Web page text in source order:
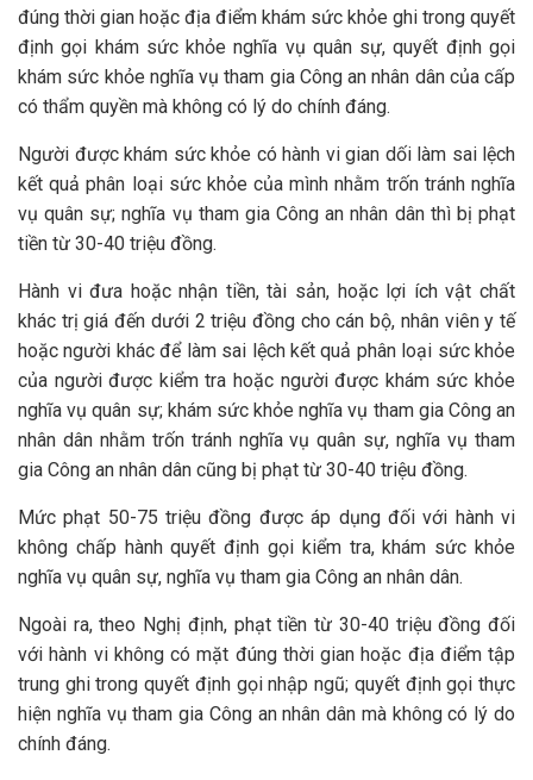
đúng thời gian hoặc địa điểm khám sức khỏe ghi trong quyết
định gọi khám sức khỏe nghĩa vụ quân sự, quyết định gọi
khám sức khỏe nghĩa vụ tham gia Công an nhân dân của cấp
có thẩm quyền mà không có lý do chính đáng.
Người được khám sức khỏe có hành vi gian dối làm sai lệch
kết quả phân loại sức khỏe của mình nhằm trốn tránh nghĩa
vụ quân sự; nghĩa vụ tham gia Công an nhân dân thì bị phạt
tiền từ 30-40 triệu đồng.
Hành vi đưa hoặc nhận tiền, tài sản, hoặc lợi ích vật chất
khác trị giá đến dưới 2 triệu đồng cho cán bộ, nhân viên y tế
hoặc người khác để làm sai lệch kết quả phân loại sức khỏe
của người được kiểm tra hoặc người được khám sức khỏe
nghĩa vụ quân sự; khám sức khỏe nghĩa vụ tham gia Công an
nhân dân nhằm trốn tránh nghĩa vụ quân sự, nghĩa vụ tham
gia Công an nhân dân cũng bị phạt từ 30-40 triệu đồng.
Mức phạt 50-75 triệu đồng được áp dụng đối với hành vi
không chấp hành quyết định gọi kiểm tra, khám sức khỏe
nghĩa vụ quân sự, nghĩa vụ tham gia Công an nhân dân.
Ngoài ra, theo Nghị định, phạt tiền từ 30-40 triệu đồng đối
với hành vi không có mặt đúng thời gian hoặc địa điểm tập
trung ghi trong quyết định gọi nhập ngũ; quyết định gọi thực
hiện nghĩa vụ tham gia Công an nhân dân mà không có lý do
chính đáng.